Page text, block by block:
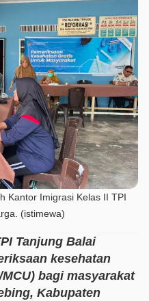
Kantor Imigrasi Kelas II TPI
(istimewa)
Tanjung Balai
kesehatan
bagi masyarakat
Kabupaten